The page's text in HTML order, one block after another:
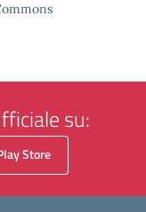
su:
Store